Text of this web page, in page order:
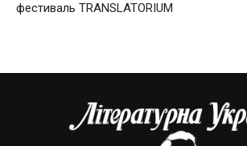
фестиваль TRANSLATORIUM